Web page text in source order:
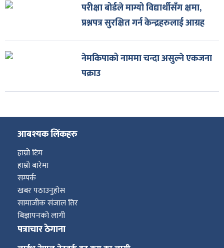
परीक्षा बोर्डले माग्यो विद्यार्थीसँग क्षमा,
प्रश्नपत्र सुरक्षित गर्न केन्द्रहरुलाई आग्रह
नेमकिपाको नाममा चन्दा असुल्ने एकजना
पक्राउ
आबश्यक लिंकहरु
हाम्रो टिम
हाम्रो बारेमा
सम्पर्क
खबर पठाउनुहोस
सामाजीक संजाल तिर
बिज्ञापनको लागी
पत्राचार ठेगाना